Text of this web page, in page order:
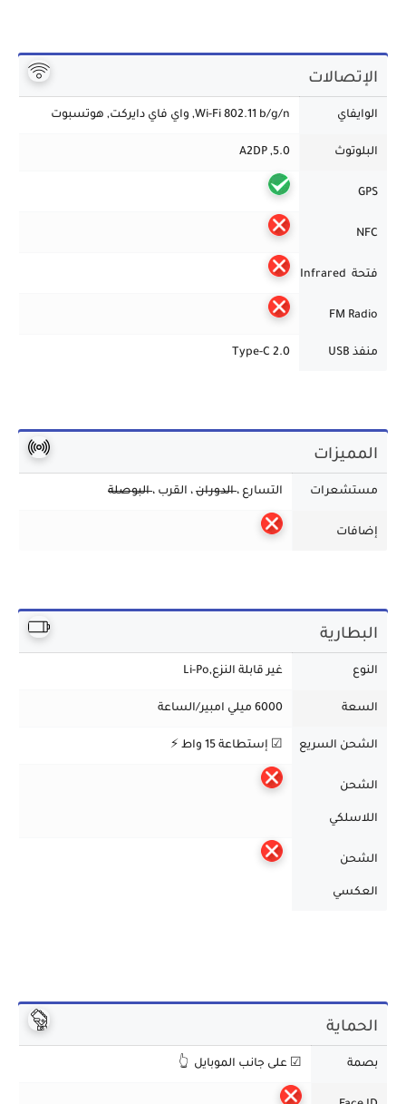
الإتصالات
الوايفاي Wi-Fi 802.11 b/g/n, واي فاي دايركت, هوتسبوت
البلوتوث 5.0, A2DP
GPS
NFC
فتحة Infrared
FM Radio
منفذ USB Type-C 2.0
المميزات
مستشعرات التسارع ،الدوران ، القرب ،البوصلة
إضافات
البطارية
النوع غير قابلة النزع,Li-Po
السعة 6000 ميلي امبير/الساعة
الشحن السريع ☑ إستطاعة 15 واط ⚡
الشحن
اللاسلكي
الشحن
العكسي
الحماية
بصمة ☑ على جانب الموبايل 👆